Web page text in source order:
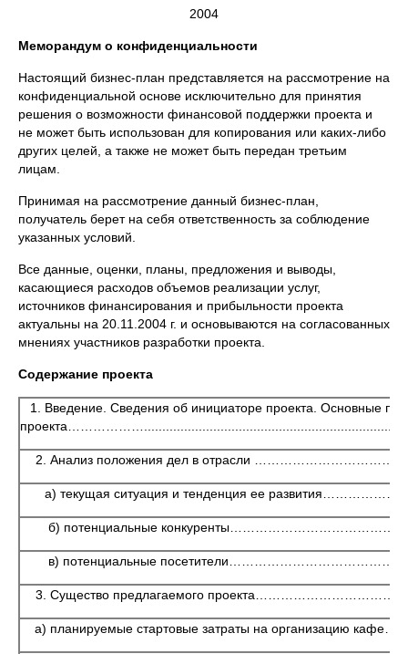
2004
Меморандум о конфиденциальности
Настоящий бизнес-план представляется на рассмотрение на
конфиденциальной основе исключительно для принятия
решения о возможности финансовой поддержки проекта и
не может быть использован для копирования или каких-либо
других целей, а также не может быть передан третьим
лицам.
Принимая на рассмотрение данный бизнес-план,
получатель берет на себя ответственность за соблюдение
указанных условий.
Все данные, оценки, планы, предложения и выводы,
касающиеся расходов объемов реализации услуг,
источников финансирования и прибыльности проекта
актуальны на 20.11.2004 г. и основываются на согласованных
мнениях участников разработки проекта.
Содержание проекта
1. Введение. Сведения об инициаторе проекта. Основные
2. Анализ положения дел в отрасли
а) текущая ситуация и тенденция ее
б) потенциальные
в) потенциальные
3. Существо предлагаемого
а) планируемые стартовые затраты на организацию